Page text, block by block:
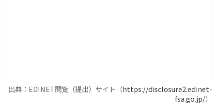
出典：EDINET閲覧（提出）サイト（https://disclosure2.edinet-
fsa.go.jp/）